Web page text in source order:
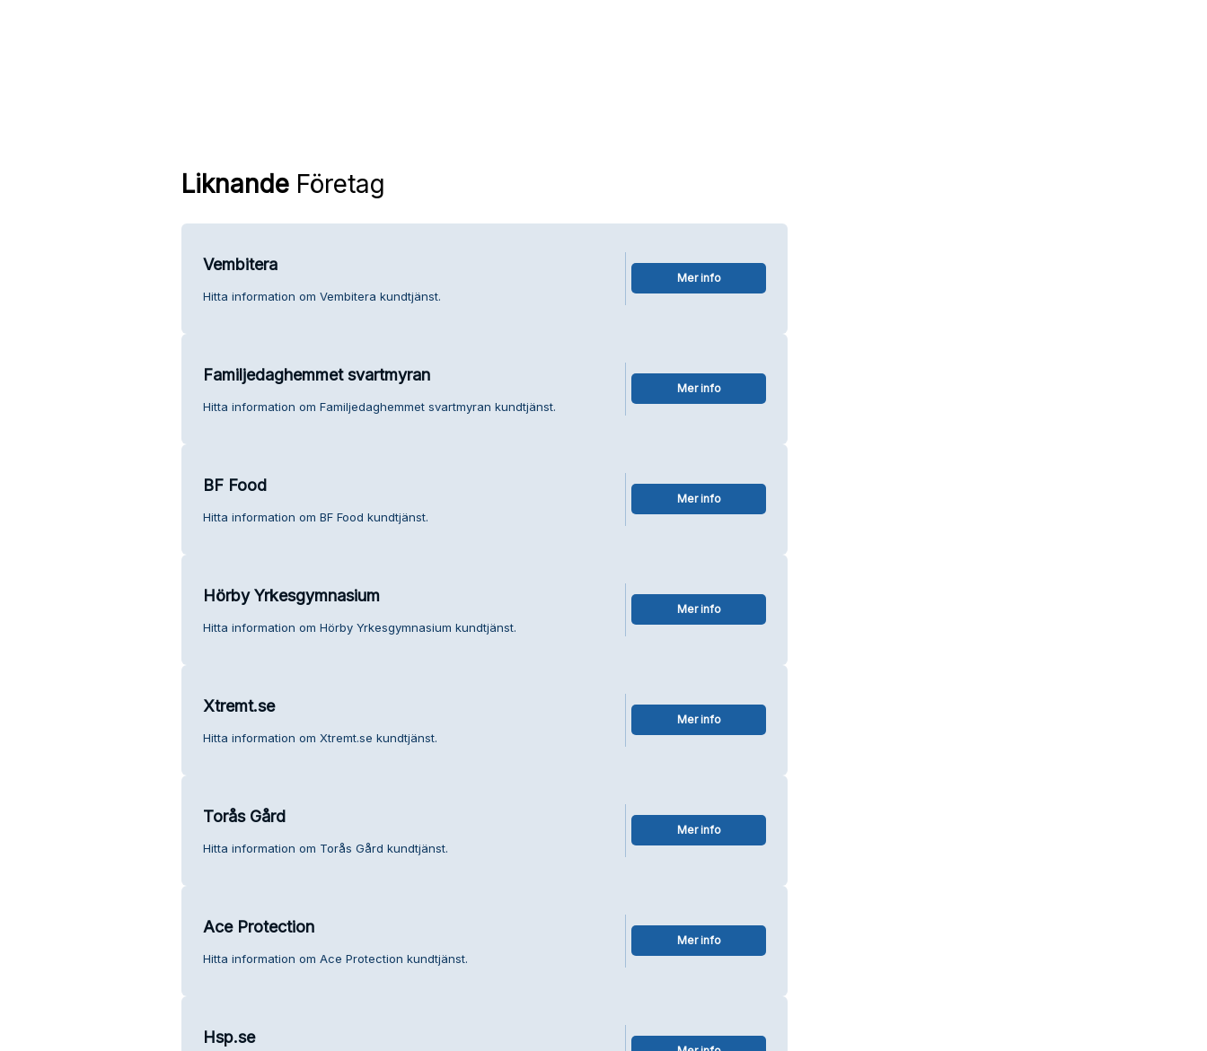
LiknandeFöretag
Vembitera
Hitta information om Vembitera kundtjänst.
Mer info
Familjedaghemmet svartmyran
Hitta information om Familjedaghemmet svartmyran kundtjänst.
Mer info
BF Food
Hitta information om BF Food kundtjänst.
Mer info
Hörby Yrkesgymnasium
Hitta information om Hörby Yrkesgymnasium kundtjänst.
Mer info
Xtremt.se
Hitta information om Xtremt.se kundtjänst.
Mer info
Torås Gård
Hitta information om Torås Gård kundtjänst.
Mer info
Ace Protection
Hitta information om Ace Protection kundtjänst.
Mer info
Hsp.se